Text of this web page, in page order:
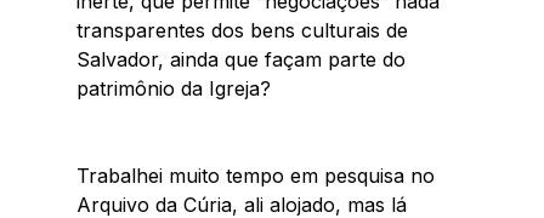
transparentes dos bens culturais de
Salvador, ainda que façam parte do
patrimônio da Igreja?
Trabalhei muito tempo em pesquisa no
Arquivo da Cúria, ali alojado, mas lá